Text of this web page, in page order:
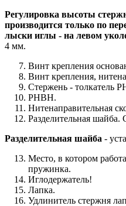
Регулировка высоты
производится только по
лыски иглы - на левом
4 мм.
Винт крепления
Винт крепления,
Стержень - толкатель
РНВН.
Нитенаправительная
Разделительная шайба.
Разделительная шайба -
Место, в котором
пружинка.
Иглодержатель!
Лапка.
Удлинитель стержня